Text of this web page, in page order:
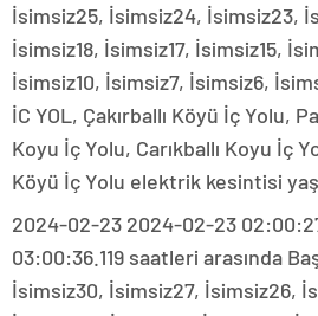
İsimsiz25, İsimsiz24, İsimsiz23,
İsimsiz18, İsimsiz17, İsimsiz15,
İsimsiz10, İsimsiz7, İsimsiz6,
İC YOL, Çakırballı Köyü İç Yolu,
Koyu İç Yolu, Carıkballı Koyu İç
Köyü İç Yolu elektrik kesintisi
2024-02-23 2024-02-23
03:00:36.119 saatleri arasında
İsimsiz30, İsimsiz27, İsimsiz26,